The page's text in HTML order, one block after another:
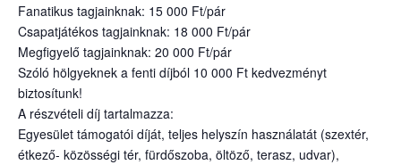
Fanatikus tagjainknak: 15 000 Ft/pár
Csapatjátékos tagjainknak: 18 000 Ft/pár
Megfigyelő tagjainknak: 20 000 Ft/pár
Szóló hölgyeknek a fenti díjból 10 000 Ft kedvezményt
biztosítunk!
A részvételi díj tartalmazza:
Egyesület támogatói díját, teljes helyszín használatát (szextér,
étkező- közösségi tér, fürdőszoba, öltöző, terasz, udvar),